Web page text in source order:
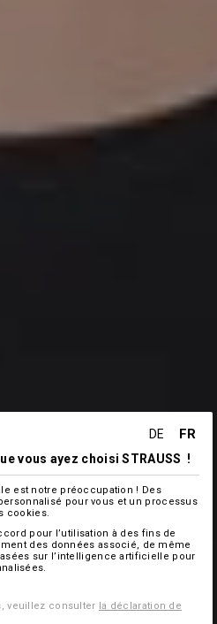
DE FR
vous ayez choisi STRAUSS !
est notre préoccupation ! Des
pour vous et un processus
cookies.
pour l’utilisation à des fins de
des données associé, de même
sur l’intelligence artificielle pour
veuillez consulter la déclaration de